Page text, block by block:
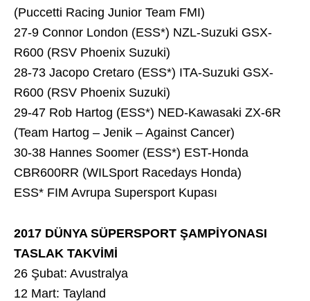
(Puccetti Racing Junior Team FMI)
27-9 Connor London (ESS*) NZL-Suzuki GSX-
R600 (RSV Phoenix Suzuki)
28-73 Jacopo Cretaro (ESS*) ITA-Suzuki GSX-
R600 (RSV Phoenix Suzuki)
29-47 Rob Hartog (ESS*) NED-Kawasaki ZX-6R
(Team Hartog – Jenik – Against Cancer)
30-38 Hannes Soomer (ESS*) EST-Honda
CBR600RR (WILSport Racedays Honda)
ESS* FIM Avrupa Supersport Kupası
2017 DÜNYA SÜPERSPORT ŞAMPİYONASI
TASLAK TAKVİMİ
26 Şubat: Avustralya
12 Mart: Tayland